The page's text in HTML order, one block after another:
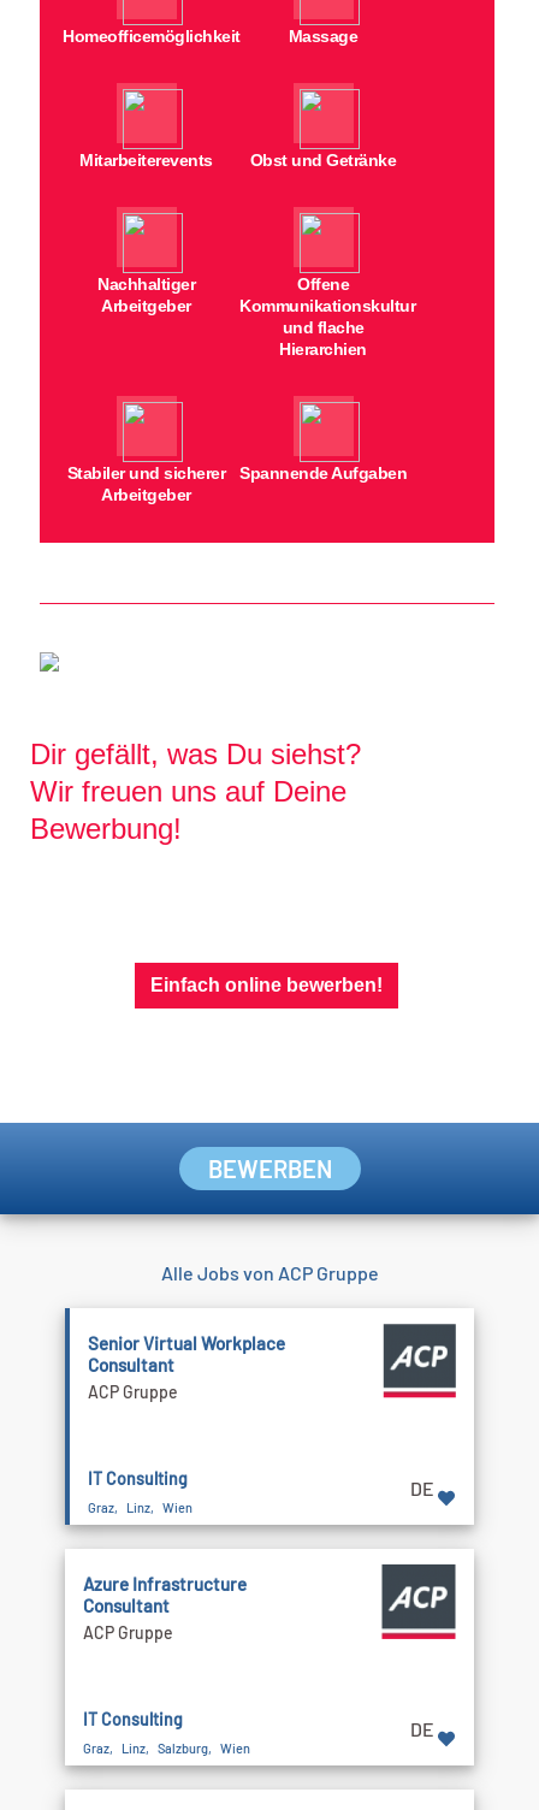
Homeofficemöglichkeit Massage
Mitarbeiterevents Obst und Getränke
Nachhaltiger
Arbeitgeber
Offene
Kommunikationskultur
und flache
Hierarchien
Stabiler und sicherer
Arbeitgeber
Spannende Aufgaben
Dir gefällt, was Du siehst?
Wir freuen uns auf Deine
Bewerbung!
Einfach online bewerben!
BEWERBEN
Alle Jobs von ACP Gruppe
Senior Virtual Workplace
Consultant
ACP Gruppe
IT Consulting
Graz, Linz, Wien
DE
Azure Infrastructure
Consultant
ACP Gruppe
IT Consulting
Graz, Linz, Salzburg, Wien
DE